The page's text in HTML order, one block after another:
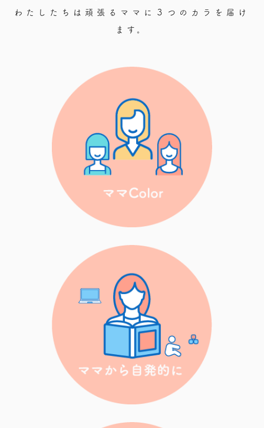
わたしたちは頑張るママに３つのカラを届け
ます。